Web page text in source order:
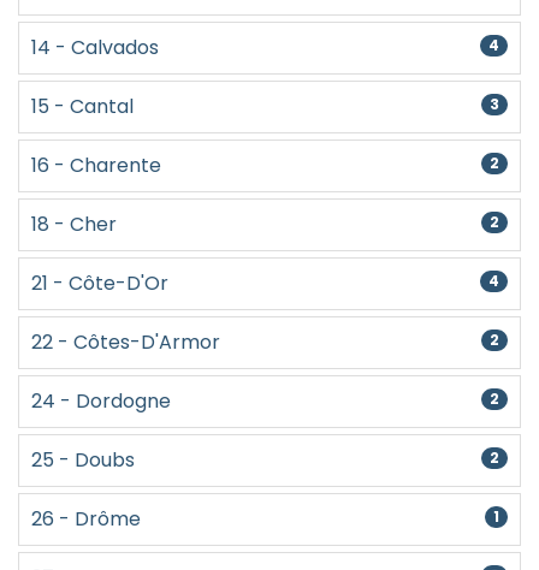
14 - Calvados 4
15 - Cantal 3
16 - Charente 2
18 - Cher 2
21 - Côte-D'Or 4
22 - Côtes-D'Armor 2
24 - Dordogne 2
25 - Doubs 2
26 - Drôme 1